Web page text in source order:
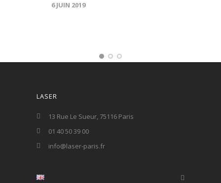
6 JUIN 2019
LASER
13 Rue Le Sueur, 75116 Paris
01 40 50 39 00
info@laser-paris.fr